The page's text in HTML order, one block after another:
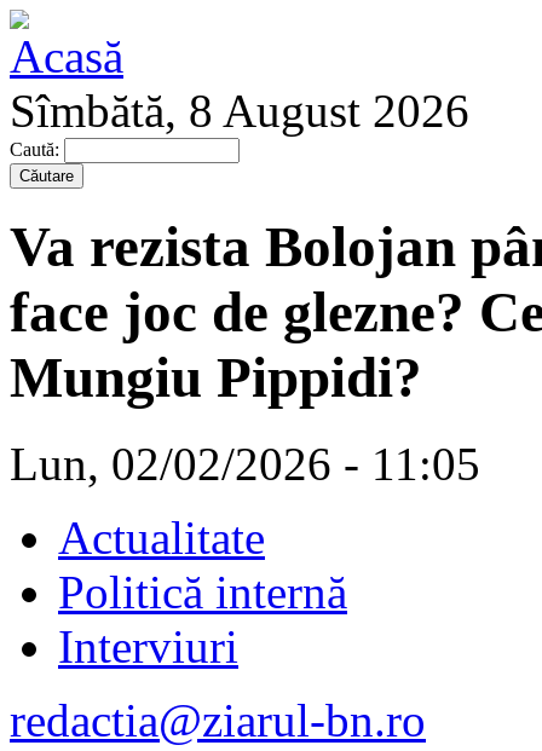
Sîmbătă, 8 August 2026
Caută:
Va rezista Bolojan
face joc de glezne?
Mungiu Pippidi?
Lun, 02/02/2026 - 11:05
Actualitate
Politică internă
Interviuri
redactia@ziarul-bn.ro